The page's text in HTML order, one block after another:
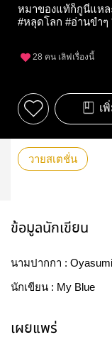
หมาของแท้ก็กูนี่แหละวะ #แฟนตาซี #พระเอกกลายเ
28 คน เลิฟเรื่องนี้
เ
วายสเตชั่น
ข้อมูลนักเขียน
นามปากกา :
นักเขียน : My​ Blue
เผยแพร่